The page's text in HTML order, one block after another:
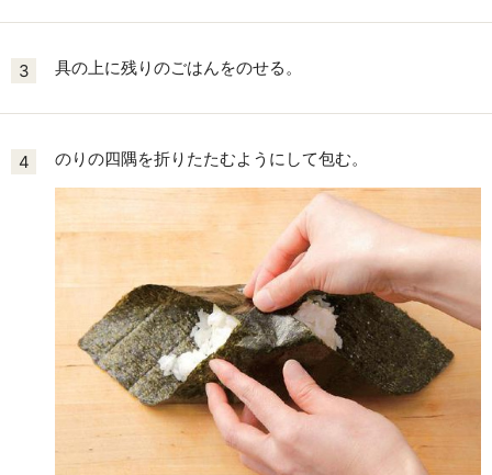
3 具の上に残りのごはんをのせる。
4 のりの四隅を折りたたむようにして包む。